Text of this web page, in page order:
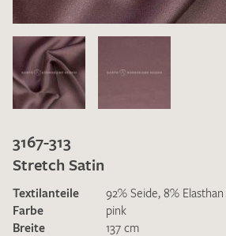
3167-313
Stretch Satin
Textilanteile
92% Seide, 8% Elasthan
Farbe
pink
Breite
137 cm